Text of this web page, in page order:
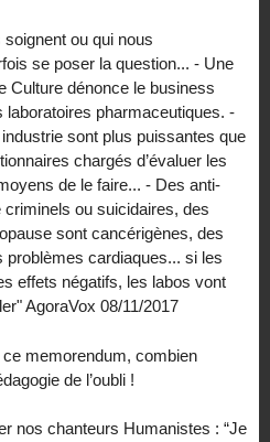
ou qui nous
se poser la question... - Une
Culture dénonce le business
laboratoires pharmaceutiques. -
sont plus puissantes que
chargés d’évaluer les
de le faire... - Des anti-
ou suicidaires, des
sont cancérigènes, des
problèmes cardiaques... si les
effets négatifs, les labos vont
AgoraVox 08/11/2017
memorendum, combien
de l’oubli !
nos chanteurs Humanistes : “Je